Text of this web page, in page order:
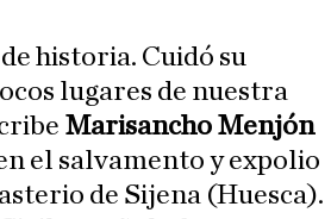
historia. Cuidó su
lugares de nuestra
Marisancho Menjón
el salvamento y expolio
de Sijena (Huesca).